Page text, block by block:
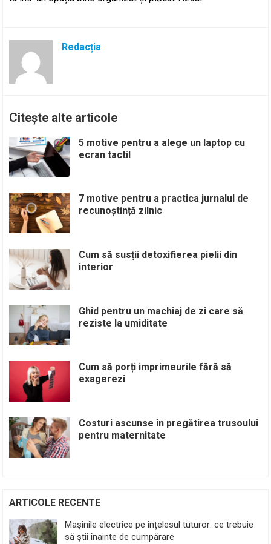
Redacția
Citește alte articole
5 motive pentru a alege un laptop cu
ecran tactil
7 motive pentru a practica jurnalul de
recunoștință zilnic
Cum să susții detoxifierea pielii din
interior
Ghid pentru un machiaj de zi care să
reziste la umiditate
Cum să porți imprimeurile fără să
exagerezi
Costuri ascunse în pregătirea trusoului
pentru maternitate
ARTICOLE RECENTE
Mașinile electrice pe înțelesul tuturor: ce trebuie
să știi înainte de cumpărare